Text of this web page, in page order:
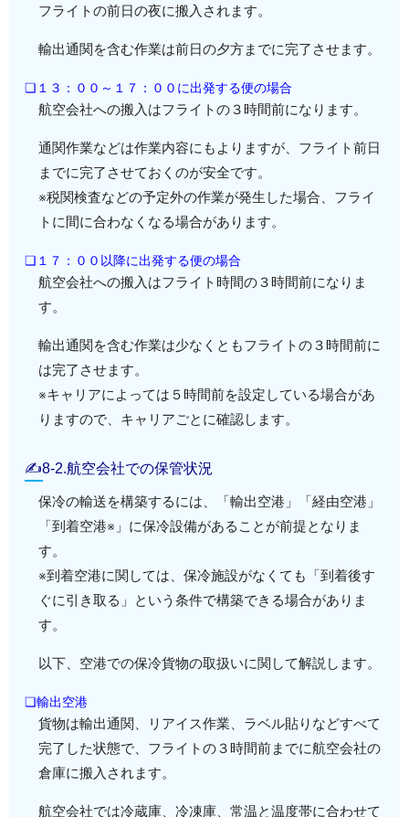
フライトの前日の夜に搬入されます。
輸出通関を含む作業は前日の夕方までに完了させます。
❏１３：００～１７：００に出発する便の場合
航空会社への搬入はフライトの３時間前になります。
通関作業などは作業内容にもよりますが、フライト前日
までに完了させておくのが安全です。
※税関検査などの予定外の作業が発生した場合、フライ
トに間に合わなくなる場合があります。
❏１７：００以降に出発する便の場合
航空会社への搬入はフライト時間の３時間前になりま
す。
輸出通関を含む作業は少なくともフライトの３時間前に
は完了させます。
※キャリアによっては５時間前を設定している場合があ
りますので、キャリアごとに確認します。
✍8-2.航空会社での保管状況
保冷の輸送を構築するには、「輸出空港」「経由空港」
「到着空港※」に保冷設備があることが前提となりま
す。
※到着空港に関しては、保冷施設がなくても「到着後す
ぐに引き取る」という条件で構築できる場合がありま
す。
以下、空港での保冷貨物の取扱いに関して解説します。
❏輸出空港
貨物は輸出通関、リアイス作業、ラベル貼りなどすべて
完了した状態で、フライトの３時間前までに航空会社の
倉庫に搬入されます。
航空会社では冷蔵庫、冷凍庫、常温と温度帯に合わせて